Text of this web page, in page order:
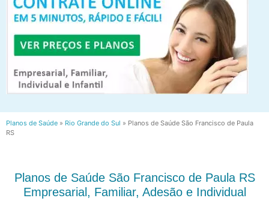
Planos de Saúde » Rio Grande do Sul » Planos de Saúde São Francisco de Paula
RS
Planos de Saúde São Francisco de Paula RS
Empresarial, Familiar, Adesão e Individual